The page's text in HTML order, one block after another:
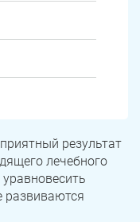
результат
лечебного
развиваются